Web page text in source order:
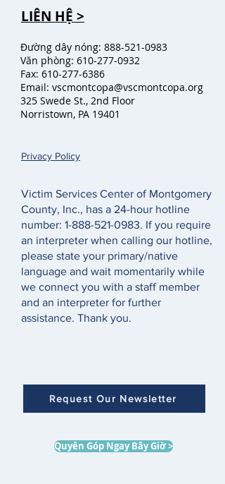
LIÊN HỆ >
Đường dây nóng: 888-521-0983
Văn phòng: 610-277-0932
Fax: 610-277-6386
Email: vscmontcopa@vscmontcopa.org
325 Swede St., 2nd Floor
Norristown, PA 19401
Privacy Policy
Victim Services Center of Montgomery
County, Inc., has a 24-hour hotline
number: 1-888-521-0983. If you require
an interpreter when calling our hotline,
please state your primary/native
language and wait momentarily while
we connect you with a staff member
and an interpreter for further
assistance. Thank you.
Request Our Newsletter
Quyên Góp Ngay Bây Giờ >